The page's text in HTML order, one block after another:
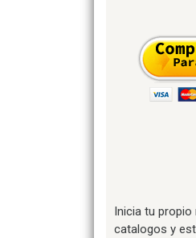
Inicia tu
catalogos y